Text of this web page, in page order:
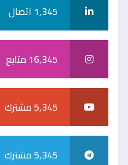
1,345 اتصال
16,345 متابع
5,345 مشترك
5,345 مشترك